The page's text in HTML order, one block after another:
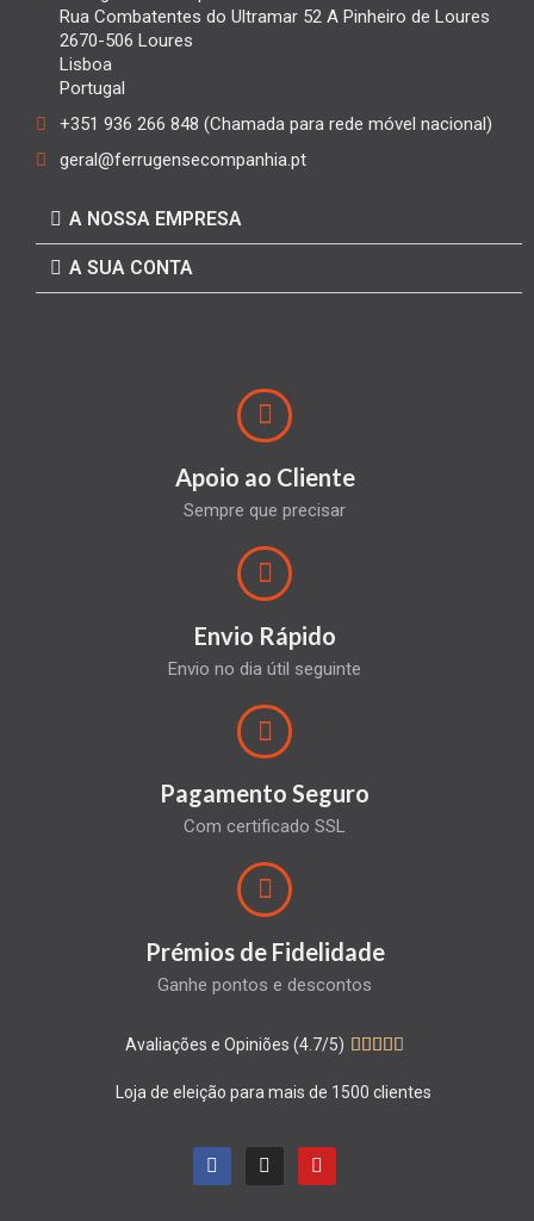
Rua Combatentes do Ultramar 52 A Pinheiro de Loures
2670-506 Loures
Lisboa
Portugal
+351 936 266 848 (Chamada para rede móvel nacional)
geral@ferrugensecompanhia.pt
A NOSSA EMPRESA
A SUA CONTA
Apoio ao Cliente
Sempre que precisar
Envio Rápido
Envio no dia útil seguinte
Pagamento Seguro
Com certificado SSL
Prémios de Fidelidade
Ganhe pontos e descontos
Avaliações e Opiniões (4.7/5)     
Loja de eleição para mais de 1500 clientes